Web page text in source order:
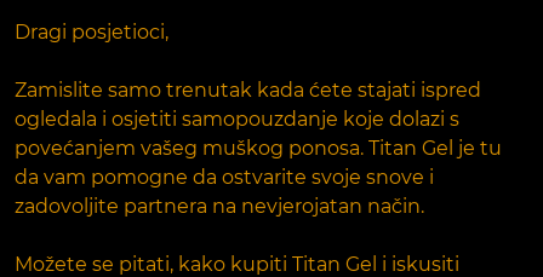
Dragi posjetioci,
Zamislite samo trenutak kada ćete stajati ispred
ogledala i osjetiti samopouzdanje koje dolazi s
povećanjem vašeg muškog ponosa. Titan Gel je tu
da vam pomogne da ostvarite svoje snove i
zadovoljite partnera na nevjerojatan način.
Možete se pitati, kako kupiti Titan Gel i iskusiti